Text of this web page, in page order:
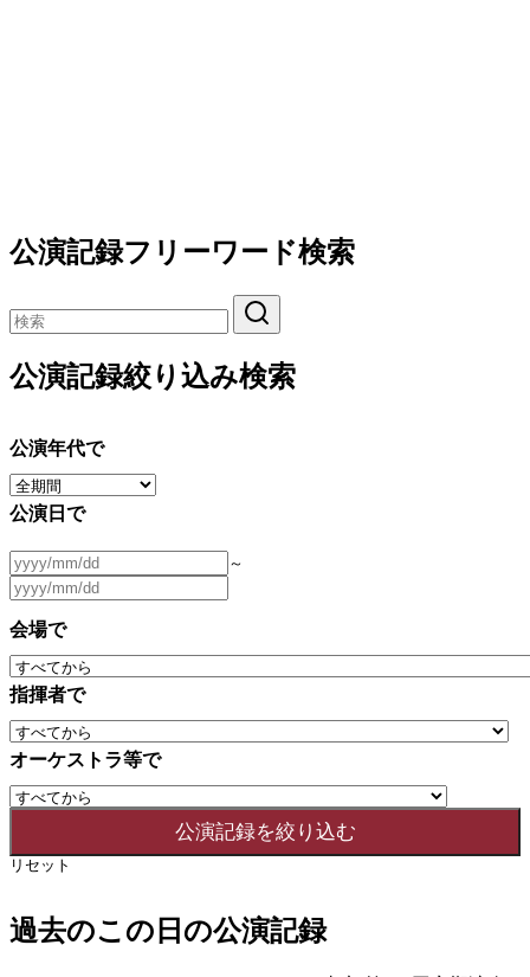
公演記録フリーワード検索
公演記録絞り込み検索
公演年代で
公演日で
～
会場で
指揮者で
オーケストラ等で
リセット
過去のこの日の公演記録